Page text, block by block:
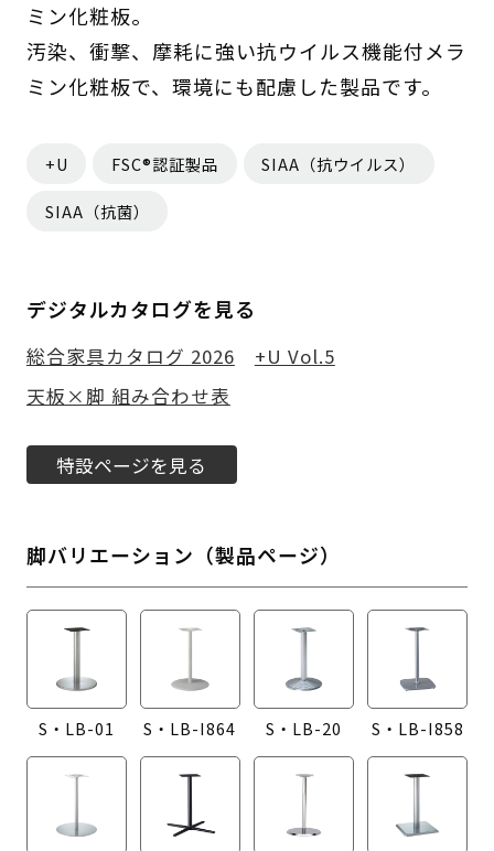
ミン化粧板。
汚染、衝撃、摩耗に強い抗ウイルス機能付メラ
ミン化粧板で、環境にも配慮した製品です。
+U FSC®認証製品 SIAA（抗ウイルス）
SIAA（抗菌）
デジタルカタログを見る
総合家具カタログ 2026
+U Vol.5
天板×脚 組み合わせ表
特設ページを見る
脚バリエーション（製品ページ）
S・LB-01 S・LB-I864 S・LB-20 S・LB-I858